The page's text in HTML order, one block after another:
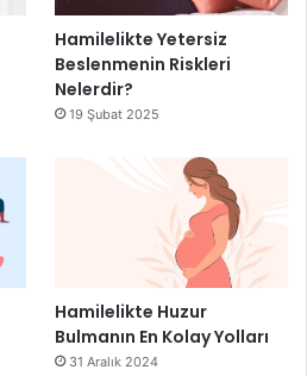
Hamilelikte Yetersiz
Beslenmenin Riskleri
Nelerdir?
19 Şubat 2025
Hamilelikte Huzur
Bulmanın En Kolay Yolları
31 Aralık 2024